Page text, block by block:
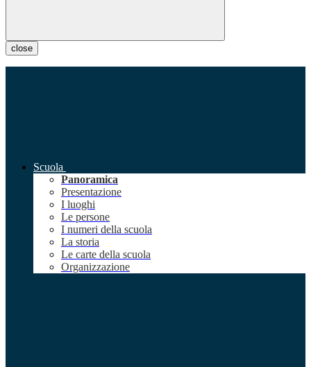
close
Scuola
Panoramica
Presentazione
I luoghi
Le persone
I numeri della scuola
La storia
Le carte della scuola
Organizzazione